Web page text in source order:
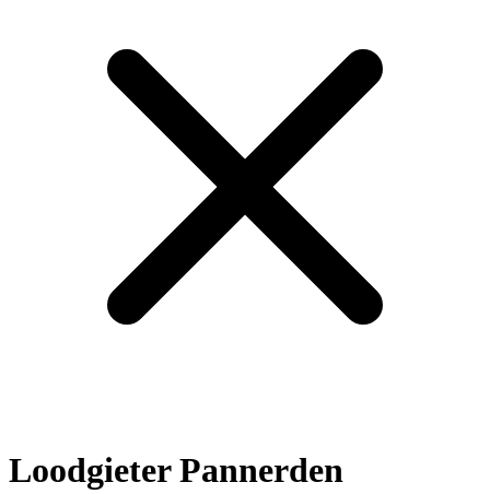
LoodgieterPannerden